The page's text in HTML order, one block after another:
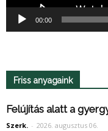
00:00
Friss anyagaink
Felújítás alatt a
Szerk. - 2026. augusztus 06.